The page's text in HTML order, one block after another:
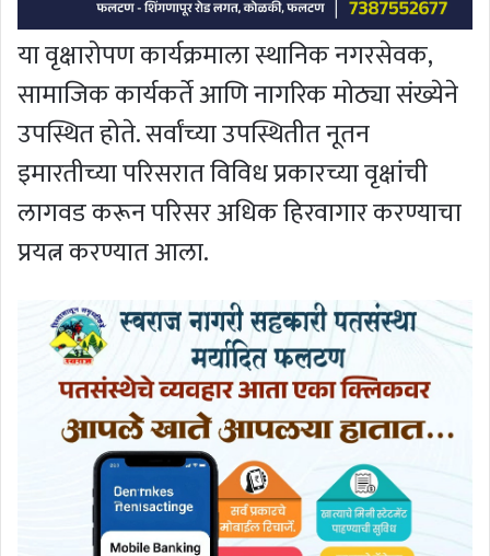
या वृक्षारोपण कार्यक्रमाला स्थानिक नगरसेवक,
सामाजिक कार्यकर्ते आणि नागरिक मोठ्या संख्येने
उपस्थित होते. सर्वांच्या उपस्थितीत नूतन
इमारतीच्या परिसरात विविध प्रकारच्या वृक्षांची
लागवड करून परिसर अधिक हिरवागार करण्याचा
प्रयत्न करण्यात आला.